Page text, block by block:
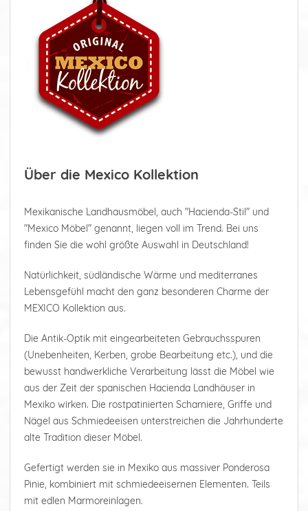
Über die Mexico Kollektion
Mexikanische Landhausmöbel, auch "Hacienda-Stil" und
"Mexico Möbel" genannt, liegen voll im Trend. Bei uns
finden Sie die wohl größte Auswahl in Deutschland!
Natürlichkeit, südländische Wärme und mediterranes
Lebensgefühl macht den ganz besonderen Charme der
MEXICO Kollektion aus.
Die Antik-Optik mit eingearbeiteten Gebrauchsspuren
(Unebenheiten, Kerben, grobe Bearbeitung etc.), und die
bewusst handwerkliche Verarbeitung lässt die Möbel wie
aus der Zeit der spanischen Hacienda Landhäuser in
Mexiko wirken. Die rostpatinierten Scharniere, Griffe und
Nägel aus Schmiedeeisen unterstreichen die Jahrhunderte
alte Tradition dieser Möbel.
Gefertigt werden sie in Mexiko aus massiver Ponderosa
Pinie, kombiniert mit schmiedeeisernen Elementen. Teils
mit edlen Marmoreinlagen.